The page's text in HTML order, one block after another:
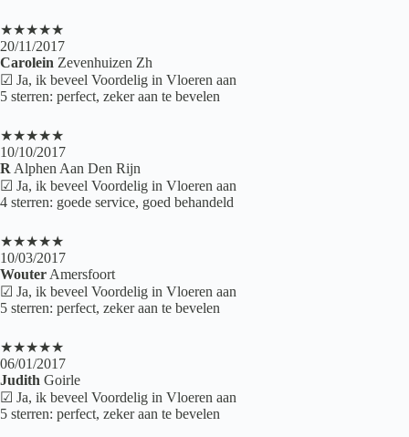
★★★★★
20/11/2017
Carolein Zevenhuizen Zh
☑ Ja, ik beveel Voordelig in Vloeren aan
5 sterren: perfect, zeker aan te bevelen
★★★★★
10/10/2017
R Alphen Aan Den Rijn
☑ Ja, ik beveel Voordelig in Vloeren aan
4 sterren: goede service, goed behandeld
★★★★★
10/03/2017
Wouter Amersfoort
☑ Ja, ik beveel Voordelig in Vloeren aan
5 sterren: perfect, zeker aan te bevelen
★★★★★
06/01/2017
Judith Goirle
☑ Ja, ik beveel Voordelig in Vloeren aan
5 sterren: perfect, zeker aan te bevelen